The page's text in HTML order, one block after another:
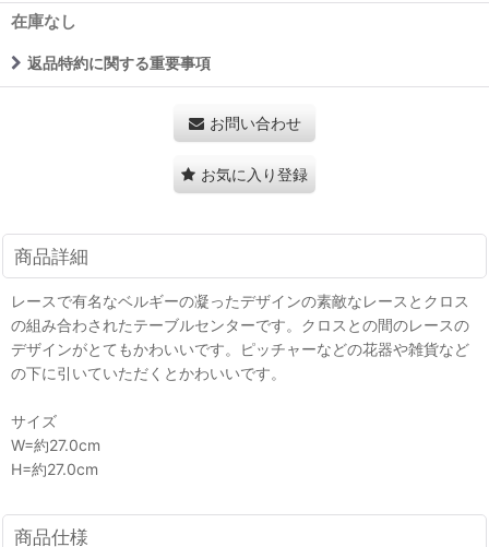
在庫なし
返品特約に関する重要事項
お問い合わせ
お気に入り登録
商品詳細
レースで有名なベルギーの凝ったデザインの素敵なレースとクロス
の組み合わされたテーブルセンターです。クロスとの間のレースの
デザインがとてもかわいいです。ピッチャーなどの花器や雑貨など
の下に引いていただくとかわいいです。
サイズ
W=約27.0cm
H=約27.0cm
商品仕様